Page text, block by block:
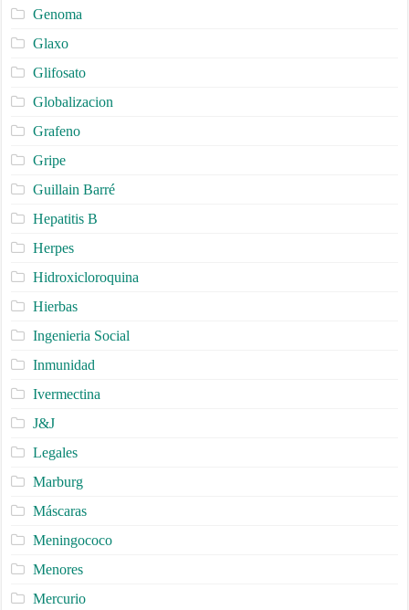
Genoma
Glaxo
Glifosato
Globalizacion
Grafeno
Gripe
Guillain Barré
Hepatitis B
Herpes
Hidroxicloroquina
Hierbas
Ingenieria Social
Inmunidad
Ivermectina
J&J
Legales
Marburg
Máscaras
Meningococo
Menores
Mercurio